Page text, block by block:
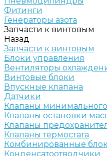
Фитинги
Генераторы азота
Запчасти к винтовым
Назад
Запчасти к винтовым
Блоки управления
Вентиляторы
Винтовые блоки
Впускные клапана
Датчики
Клапаны
Клапаны остановки
Клапаны
Клапаны термостата
Комбинированные
Конденсатоотводчики